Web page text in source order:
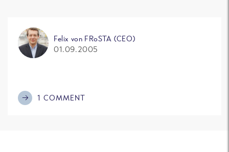
Felix von FRoSTA (CEO)
01.09.2005
1 COMMENT